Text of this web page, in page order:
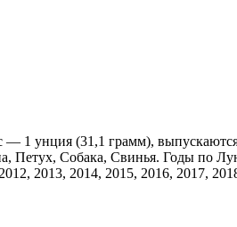
1 унция (31,1 грамм),
Петух, Собака, Свинья. Годы по
2013, 2014, 2015, 2016, 2017,